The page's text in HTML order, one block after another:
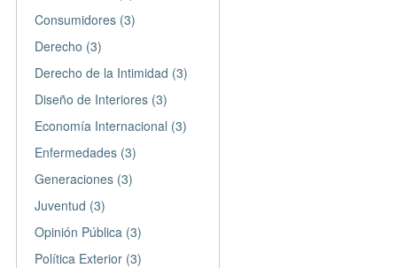
Consumidores (3)
Derecho (3)
Derecho de la Intimidad (3)
Diseño de Interiores (3)
Economía Internacional (3)
Enfermedades (3)
Generaciones (3)
Juventud (3)
Opinión Pública (3)
Política Exterior (3)